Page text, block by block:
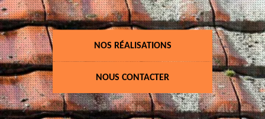
NOS RÉALISATIONS
NOUS CONTACTER